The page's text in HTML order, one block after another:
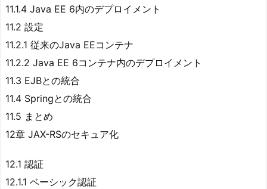
11.1.4 Java EE 6内のデプロイメント
11.2 設定
11.2.1 従来のJava EEコンテナ
11.2.2 Java EE 6コンテナ内のデプロイメント
11.3 EJBとの統合
11.4 Springとの統合
11.5 まとめ
12章 JAX-RSのセキュア化
12.1 認証
12.1.1 ベーシック認証